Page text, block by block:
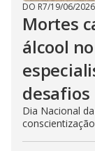
DO R7/19/06/2026
Mortes
álcool
desafios
Dia Nacional